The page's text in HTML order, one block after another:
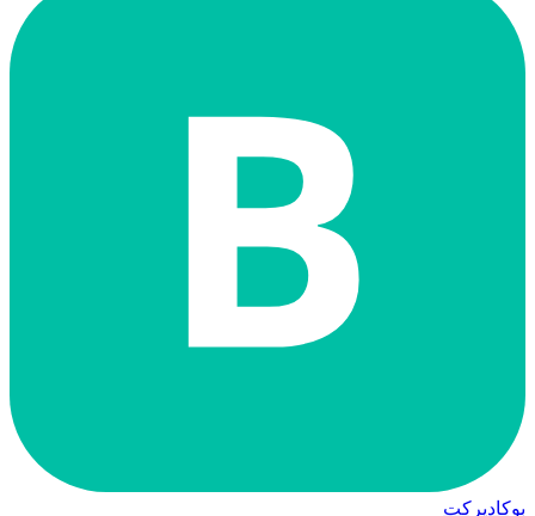
B
بوكاديركت